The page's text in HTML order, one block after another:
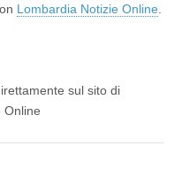
Lombardia Notizie Online
sul sito di
Online